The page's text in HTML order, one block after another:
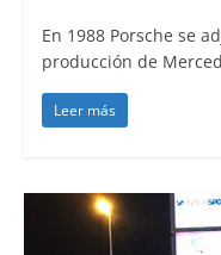
En 1988 Porsche se
producción de
Leer más